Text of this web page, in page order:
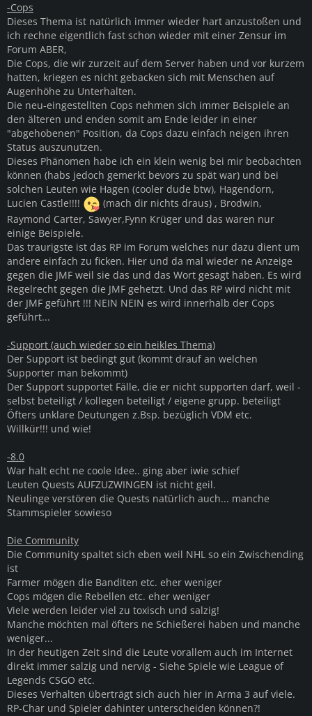
-Cops
Dieses Thema ist natürlich immer wieder hart anzustoßen und
ich rechne eigentlich fast schon wieder mit einer Zensur im
Forum ABER,
Die Cops, die wir zurzeit auf dem Server haben und vor kurzem
hatten, kriegen es nicht gebacken sich mit Menschen auf
Augenhöhe zu Unterhalten.
Die neu-eingestellten Cops nehmen sich immer Beispiele an
den älteren und enden somit am Ende leider in einer
"abgehobenen" Position, da Cops dazu einfach neigen ihren
Status auszunutzen.
Dieses Phänomen habe ich ein klein wenig bei mir beobachten
können (habs jedoch gemerkt bevors zu spät war) und bei
solchen Leuten wie Hagen (cooler dude btw), Hagendorn,
Lucien Castle!!!!
(mach dir nichts draus) , Brodwin,
Raymond Carter, Sawyer,Fynn Krüger und das waren nur
einige Beispiele.
Das traurigste ist das RP im Forum welches nur dazu dient um
andere einfach zu ficken. Hier und da mal wieder ne Anzeige
gegen die JMF weil sie das und das Wort gesagt haben. Es wird
Regelrecht gegen die JMF gehetzt. Und das RP wird nicht mit
der JMF geführt !!! NEIN NEIN es wird innerhalb der Cops
geführt...
-Support (auch wieder so ein heikles Thema)
Der Support ist bedingt gut (kommt drauf an welchen
Supporter man bekommt)
Der Support supportet Fälle, die er nicht supporten darf, weil -
selbst beteiligt / kollegen beteiligt / eigene grupp. beteiligt
Öfters unklare Deutungen z.Bsp. bezüglich VDM etc.
Willkür!!! und wie!
-8.0
War halt echt ne coole Idee.. ging aber iwie schief
Leuten Quests AUFZUZWINGEN ist nicht geil.
Neulinge verstören die Quests natürlich auch... manche
Stammspieler sowieso
Die Community
Die Community spaltet sich eben weil NHL so ein Zwischending
ist
Farmer mögen die Banditen etc. eher weniger
Cops mögen die Rebellen etc. eher weniger
Viele werden leider viel zu toxisch und salzig!
Manche möchten mal öfters ne Schießerei haben und manche
weniger...
In der heutigen Zeit sind die Leute vorallem auch im Internet
direkt immer salzig und nervig - Siehe Spiele wie League of
Legends CSGO etc.
Dieses Verhalten überträgt sich auch hier in Arma 3 auf viele.
RP-Char und Spieler dahinter unterscheiden können?!